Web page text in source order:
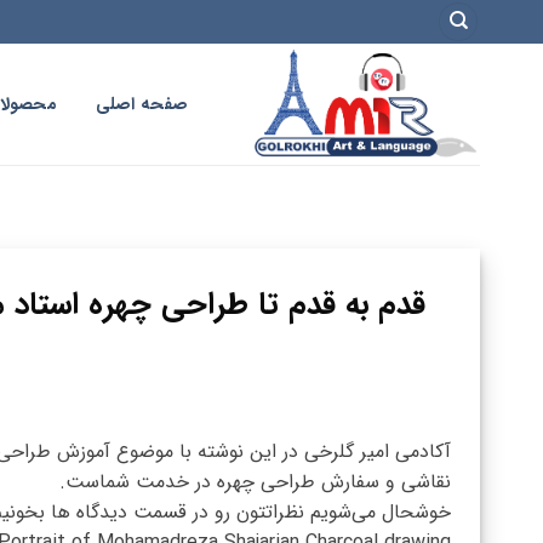
به
صفحه اصلی
قدم به قدم تا طراحی چهره
آکادمی امیر گلرخی در این نوشته با موضوع آموزش
نقاشی و سفارش طراحی چهره در خدمت شماست.
خوشحال می‌شویم نظراتتون رو در قسمت دیدگاه ها